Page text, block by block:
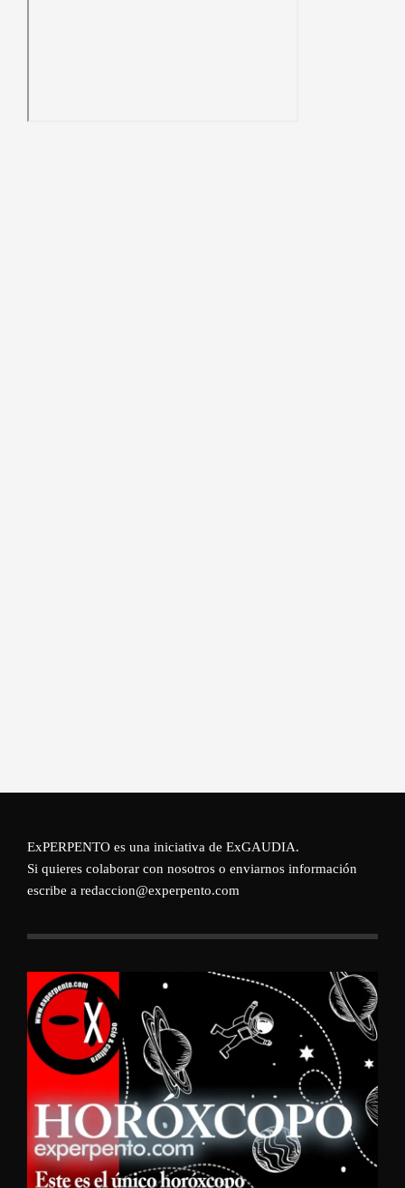
ExPERPENTO es una iniciativa de ExGAUDIA.
Si quieres colaborar con nosotros o enviarnos información
escribe a redaccion@experpento.com